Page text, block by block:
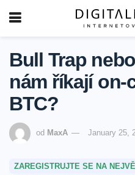
Bull Trap
nám říkají on-
BTC?
od MaxA January 25,
ZAREGISTRUJTE SE NA